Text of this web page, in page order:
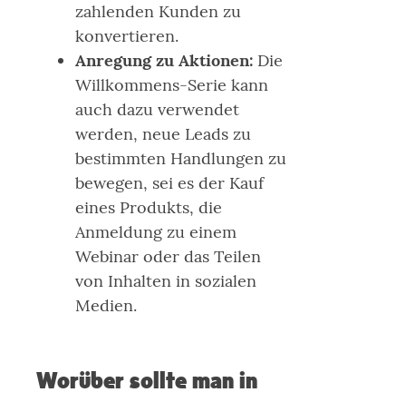
zahlenden Kunden zu
konvertieren.
Anregung zu Aktionen: Die
Willkommens-Serie kann
auch dazu verwendet
werden, neue Leads zu
bestimmten Handlungen zu
bewegen, sei es der Kauf
eines Produkts, die
Anmeldung zu einem
Webinar oder das Teilen
von Inhalten in sozialen
Medien.
Worüber sollte man in